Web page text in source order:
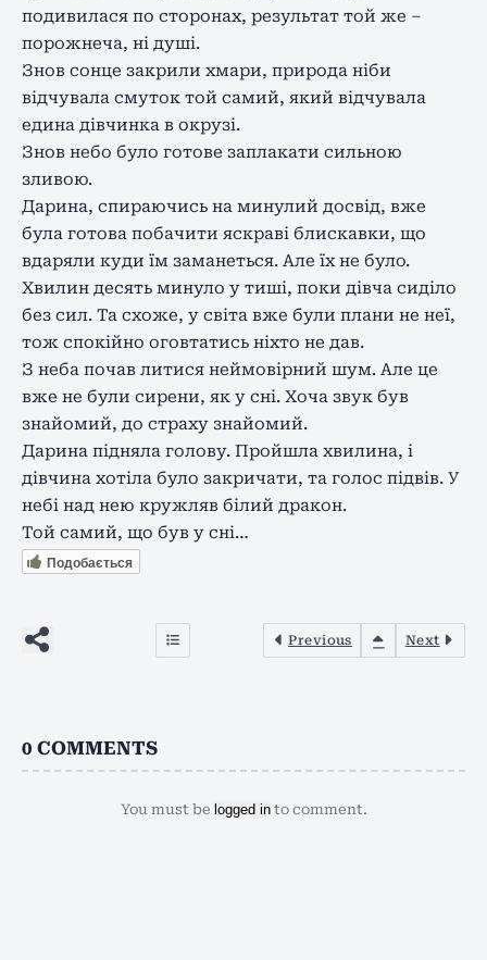
подивилася по сторонах, результат той же –
порожнеча, ні душі.
Знов сонце закрили хмари, природа ніби
відчувала смуток той самий, який відчувала
едина дівчинка в окрузі.
Знов небо було готове заплакати сильною
зливою.
Дарина, спираючись на минулий досвід, вже
була готова побачити яскраві блискавки, що
вдаряли куди їм заманеться. Але їх не було.
Хвилин десять минуло у тиші, поки дівча сиділо
без сил. Та схоже, у світа вже були плани не неї,
тож спокійно оговтатись ніхто не дав.
З неба почав литися неймовірний шум. Але це
вже не були сирени, як у сні. Хоча звук був
знайомий, до страху знайомий.
Дарина підняла голову. Пройшла хвилина, і
дівчина хотіла було закричати, та голос підвів. У
небі над нею кружляв білий дракон.
Той самий, що був у сні…
Подобається
Previous Next
0 COMMENTS
You must be logged into comment.